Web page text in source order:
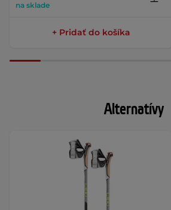
na sklade
+ Pridať do košíka
Alternatívy